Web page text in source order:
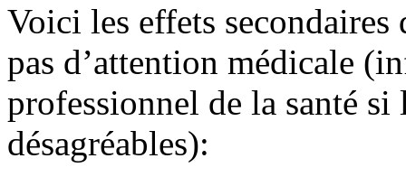
Voici les effets
pas d’attention médicale
professionnel de la santé
désagréables):